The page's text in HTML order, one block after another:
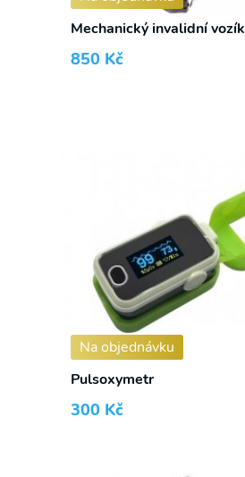
Mechanický invalidní vozík
850 Kč
Na objednávku
Pulsoxymetr
300 Kč